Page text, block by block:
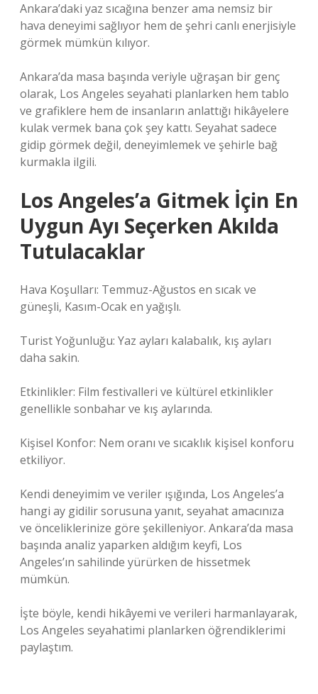
Ankara’daki yaz sıcağına benzer ama nemsiz bir
hava deneyimi sağlıyor hem de şehri canlı enerjisiyle
görmek mümkün kılıyor.
Ankara’da masa başında veriyle uğraşan bir genç
olarak, Los Angeles seyahati planlarken hem tablo
ve grafiklere hem de insanların anlattığı hikâyelere
kulak vermek bana çok şey kattı. Seyahat sadece
gidip görmek değil, deneyimlemek ve şehirle bağ
kurmakla ilgili.
Los Angeles’a Gitmek İçin En
Uygun Ayı Seçerken Akılda
Tutulacaklar
Hava Koşulları: Temmuz-Ağustos en sıcak ve
güneşli, Kasım-Ocak en yağışlı.
Turist Yoğunluğu: Yaz ayları kalabalık, kış ayları
daha sakin.
Etkinlikler: Film festivalleri ve kültürel etkinlikler
genellikle sonbahar ve kış aylarında.
Kişisel Konfor: Nem oranı ve sıcaklık kişisel konforu
etkiliyor.
Kendi deneyimim ve veriler ışığında, Los Angeles’a
hangi ay gidilir sorusuna yanıt, seyahat amacınıza
ve önceliklerinize göre şekilleniyor. Ankara’da masa
başında analiz yaparken aldığım keyfi, Los
Angeles’ın sahilinde yürürken de hissetmek
mümkün.
İşte böyle, kendi hikâyemi ve verileri harmanlayarak,
Los Angeles seyahatimi planlarken öğrendiklerimi
paylaştım.